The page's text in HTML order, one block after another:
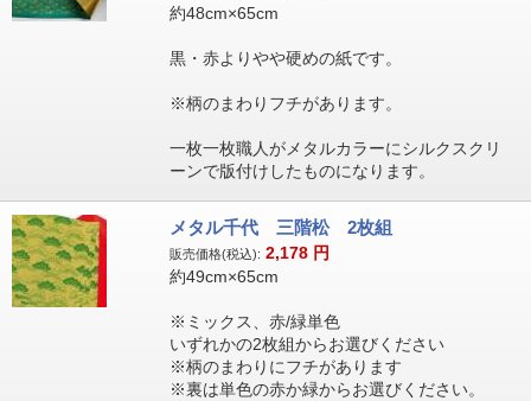
約48cm×65cm
黒・赤よりやや硬めの紙です。
※柄のまわりフチがあります。
一枚一枚職人がメタルカラーにシルクスクリ
ーンで版付けしたものになります。
メタル千代 三階松 2枚組
販売価格(税込): 2,178 円
約49cm×65cm
※ミックス、赤/緑単色
いずれかの2枚組からお選びください
※柄のまわりにフチがあります
※裏は単色の赤か緑からお選びください。